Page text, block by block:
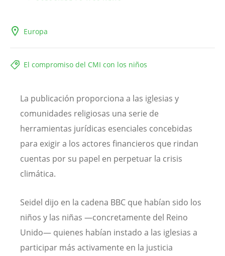
Europa
El compromiso del CMI con los niños
La publicación proporciona a las iglesias y
comunidades religiosas una serie de
herramientas jurídicas esenciales concebidas
para exigir a los actores financieros que rindan
cuentas por su papel en perpetuar la crisis
climática.
Seidel dijo en la cadena BBC que habían sido los
niños y las niñas —concretamente del Reino
Unido— quienes habían instado a las iglesias a
participar más activamente en la justicia